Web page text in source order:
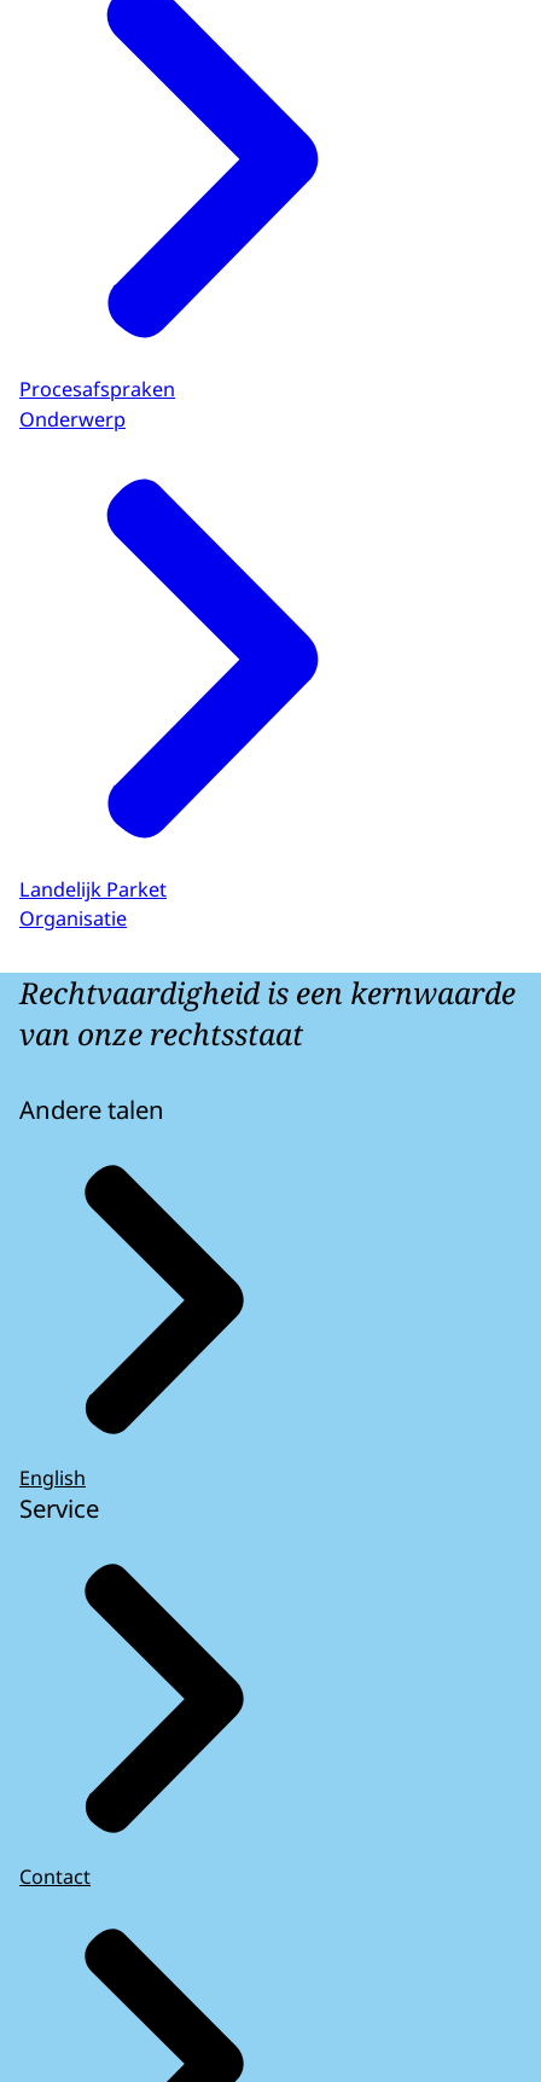
Procesafspraken
Onderwerp
Landelijk Parket
Organisatie
Rechtvaardigheid is een kernwaarde
van onze rechtsstaat
Andere talen
English
Service
Contact